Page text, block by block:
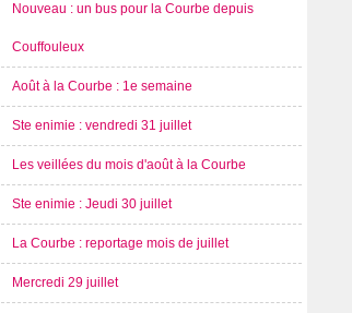
Nouveau : un bus pour la Courbe depuis
Couffouleux
Août à la Courbe : 1e semaine
Ste enimie : vendredi 31 juillet
Les veillées du mois d'août à la Courbe
Ste enimie : Jeudi 30 juillet
La Courbe : reportage mois de juillet
Mercredi 29 juillet